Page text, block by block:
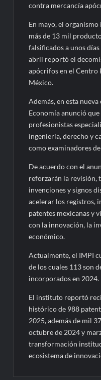
contra mercancía
En mayo, el
más de 13 mil
falsificados a unos
abril reportó el
apócrifos en el Centro
México.
Además, en esta
Economía anunció
profesionistas
ingeniería, derecho y
como examinadores
De acuerdo con el
reforzarán la revisión,
invenciones y signos
acelerar los registros,
patentes mexicanas y
con la innovación, la
económico.
Actualmente, el IMPI
de los cuales 113 son
incorporados en 2024.
El instituto reportó
histórico de 988
2025, además de mil
octubre de 2024 y
transformación
ecosistema de